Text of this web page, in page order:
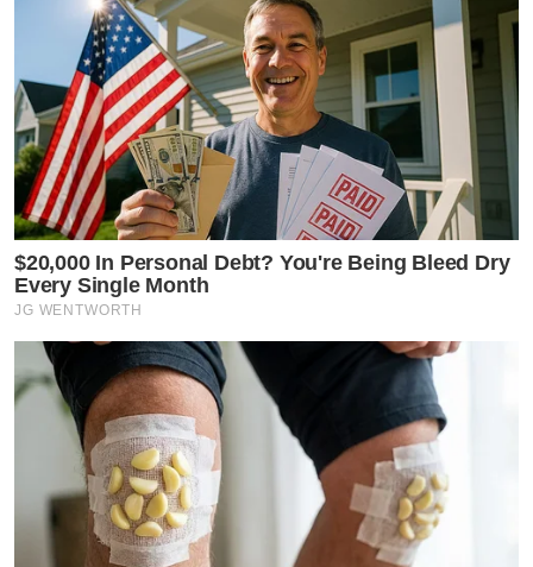
$20,000 In Personal Debt? You're Being Bleed Dry
Every Single Month
JG WENTWORTH